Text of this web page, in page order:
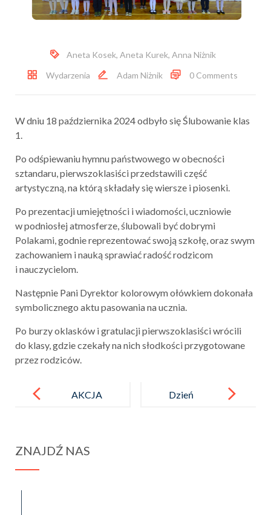
Aneta Kosek, Aneta Kurek, Anna Niżnik
Wydarzenia
Adam Niżnik 0 Comments
W dniu 18 października 2024 odbyło się Ślubowanie klas
1.
Po odśpiewaniu hymnu państwowego w obecności
sztandaru, pierwszoklasiści przedstawili część
artystyczną, na którą składały się wiersze i piosenki.
Po prezentacji umiejętności i wiadomości, uczniowie
w podniosłej atmosferze, ślubowali być dobrymi
Polakami, godnie reprezentować swoją szkołę, oraz swym
zachowaniem i nauką sprawiać radość rodzicom
i nauczycielom.
Następnie Pani Dyrektor kolorowym ołówkiem dokonała
symbolicznego aktu pasowania na ucznia.
Po burzy oklasków i gratulacji pierwszoklasiści wrócili
do klasy, gdzie czekały na nich słodkości przygotowane
przez rodziców.
navigation
AKCJA
Dzień
ZNAJDŹ NAS